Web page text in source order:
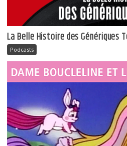
La Belle Histoire des Génériques
Podcasts